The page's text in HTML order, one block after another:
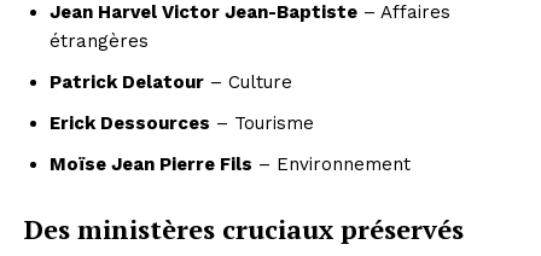
Jean Harvel Victor Jean-Baptiste – Affaires
étrangères
Patrick Delatour – Culture
Erick Dessources – Tourisme
Moïse Jean Pierre Fils – Environnement
Des ministères cruciaux préservés